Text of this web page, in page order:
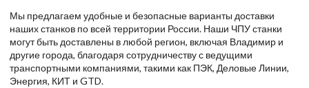
Мы предлагаем удобные и безопасные варианты доставки
наших станков по всей территории России. Наши ЧПУ станки
могут быть доставлены в любой регион, включая Владимир и
другие города, благодаря сотрудничеству с ведущими
транспортными компаниями, такими как ПЭК, Деловые Линии,
Энергия, КИТ и GTD.